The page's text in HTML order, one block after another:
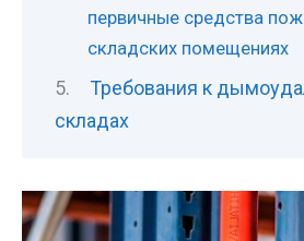
первичные средства
складских помещениях
Требования к
складах